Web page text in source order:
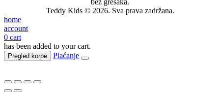
bez grešaka.
Teddy Kids © 2026. Sva prava zadržana.
home
account
0 cart
has been added to your cart.
Pregled korpe Plaćanje